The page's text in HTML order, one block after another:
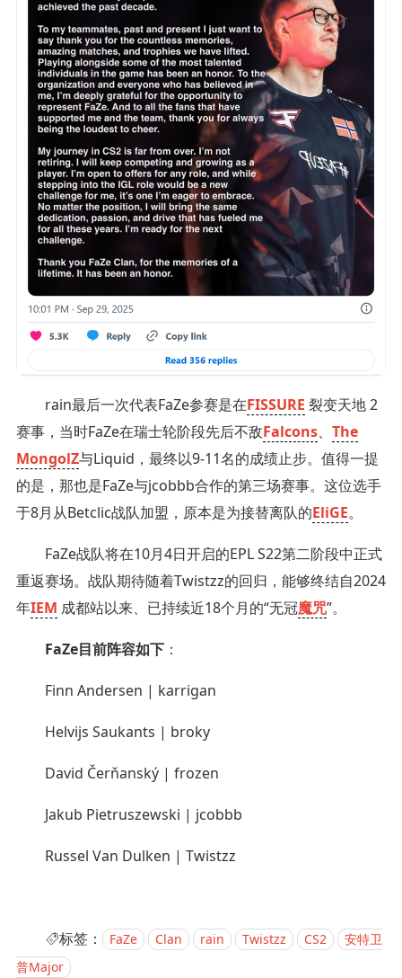
rain最后一次代表FaZe参赛是在FISSURE 裂变天地 2
赛事，当时FaZe在瑞士轮阶段先后不敌Falcons、 The
MongolZ与Liquid，最终以9-11名的成绩止步。值得一提
的是，那也是FaZe与jcobbb合作的第三场赛事。这位选手
于8月从Betclic战队加盟，原本是为接替离队的EliGE。
FaZe战队将在10月4日开启的EPL S22第二阶段中正式
重返赛场。战队期待随着Twistzz的回归，能够终结自2024
年IEM 成都站以来、已持续近18个月的“无冠魔咒”。
FaZe目前阵容如下：
Finn Andersen | karrigan
Helvijs Saukants | broky
David Čerňanský | frozen
Jakub Pietruszewski | jcobbb
Russel Van Dulken | Twistzz
标签： ‌FaZe Clan rain Twistzz CS2
安特卫
普Major